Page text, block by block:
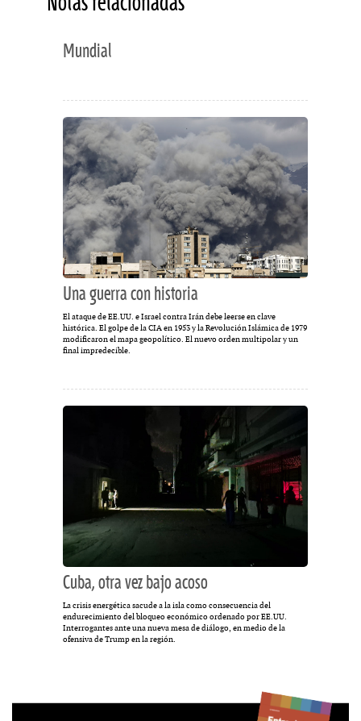
Mundial
Una guerra con historia
El ataque de EE.UU. e Israel contra Irán debe leerse en clave
histórica. El golpe de la CIA en 1953 y la Revolución Islámica de 1979
modificaron el mapa geopolítico. El nuevo orden multipolar y un
final impredecible.
Cuba, otra vez bajo acoso
La crisis energética sacude a la isla como consecuencia del
endurecimiento del bloqueo económico ordenado por EE.UU.
Interrogantes ante una nueva mesa de diálogo, en medio de la
ofensiva de Trump en la región.